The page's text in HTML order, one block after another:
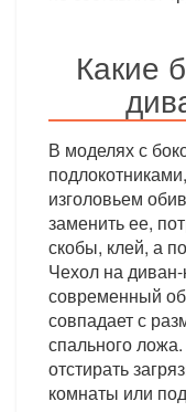
Какие
В моделях с
изголовьем
заменить ее,
скобы, клей, а
Чехол на диван-
современный
совпадает с
спального
отстирать
комнаты или